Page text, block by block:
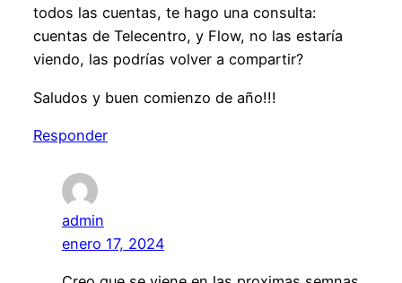
todos las cuentas, te hago una consulta:
cuentas de Telecentro, y Flow, no las estaría
viendo, las podrías volver a compartir?
Saludos y buen comienzo de año!!!
Responder
admin
enero 17, 2024